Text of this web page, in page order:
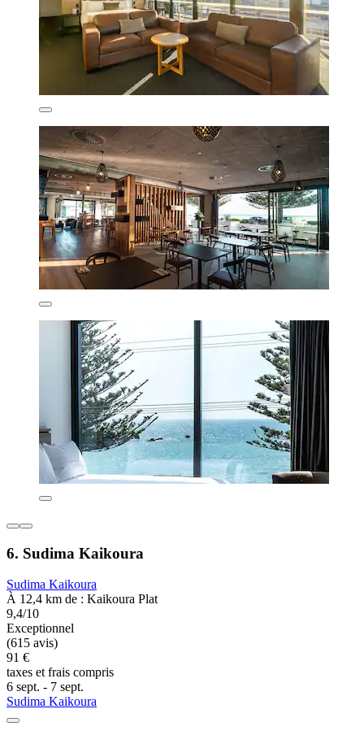
6. Sudima Kaikoura
Sudima Kaikoura
À 12,4 km de : Kaikoura Plat
9,4/10
Exceptionnel
(615 avis)
91 €
taxes et frais compris
6 sept. - 7 sept.
Sudima Kaikoura